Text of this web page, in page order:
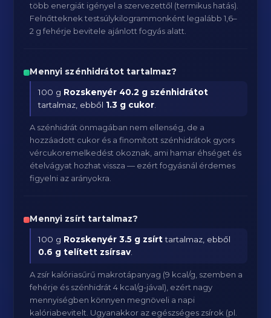
több energiát igényel a szervezettől (termikus hatás).
Felnőtteknek testsúlykilogrammonként legalább 1,6–
2 g fehérje bevitele ajánlott fogyás alatt.
Mennyi szénhidrátot tartalmaz?
100 g Rozskenyér 40.2 g szénhidrátot
tartalmaz, ebből 1.3 g cukor
A szénhidrát önmagában nem ellenség, de a
hozzáadott cukor és a finomított szénhidrátok gyors
vércukoremelkedést okoznak, ami hamar éhséget és
ételvágyat hozhat vissza — ezért fogyásnál érdemes
figyelni az arányokra.
Mennyi zsírt tartalmaz?
100 g Rozskenyér 3.5 g zsírttartalmaz, ebből
0.6 g telített zsírsav
A zsír kalóriasűrű makrotápanyag (9 kcal/g, szemben a
fehérje és szénhidrát 4 kcal/g-jával), ezért nagy
mennyiségben könnyen megnöveli a napi
kalóriabevitelt. Ugyanakkor az egészséges zsírok (pl.